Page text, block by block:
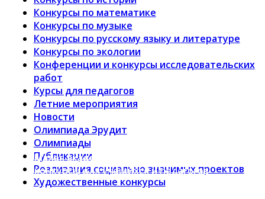
Малая академия наук “Интеллект будущего” —
конкурсы для учащихся и педагогов
Конкурсы по математике
Конкурсы по музыке
Конкурсы по русскому языку и литературе
Конкурсы по экологии
Конференции и конкурсы исследовательских
работ
Курсы для педагогов
Летние мероприятия
Новости
Олимпиада Эрудит
Олимпиады
Публикации
Реализация социально значимых проектов
Художественные конкурсы